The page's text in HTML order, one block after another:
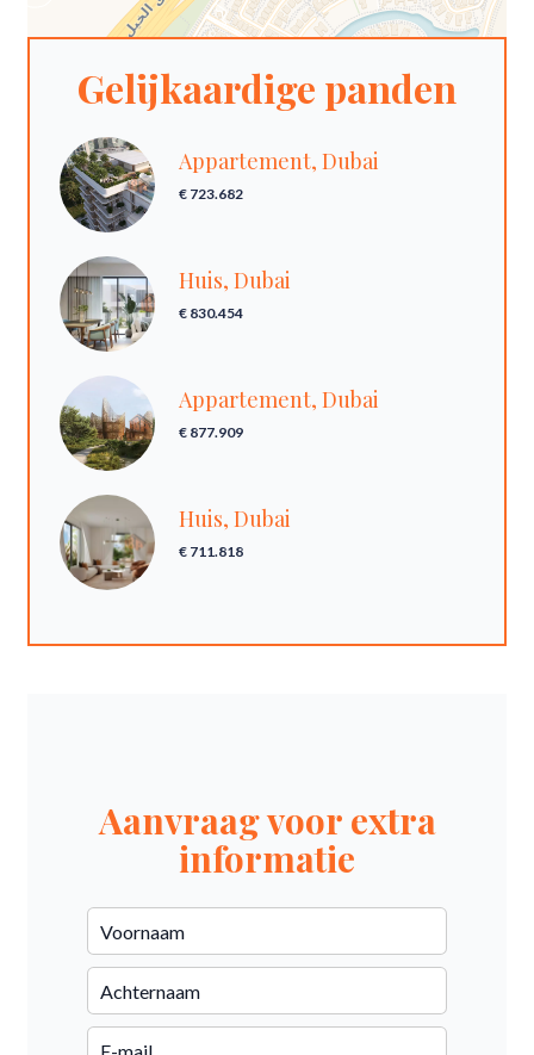
Gelijkaardige panden
Appartement, Dubai
€ 723.682
Huis, Dubai
€ 830.454
Appartement, Dubai
€ 877.909
Huis, Dubai
€ 711.818
Aanvraag voor extra
informatie